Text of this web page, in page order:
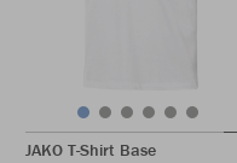
JAKO T-Shirt Base